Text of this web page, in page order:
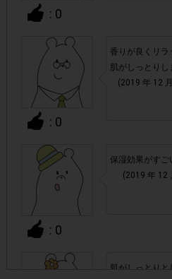
て、機種によってはアンケート
ます。
▼ポイント付与対象外
上記参加条件(対象商品・購
指定購入数)以外
・購入できなかった/指定本数を
・他のサイトでの参加を含めて
同じレシート画像が投稿されてい
「チェーン名
: 0
: 0
香りが良くリラ
肌がしっとりし
(2019 年 12
: 0
保湿効果がすご
(2019 年 12
肌がしっとりと